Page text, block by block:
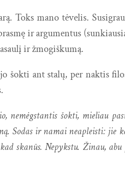
Toks mano tėvelis.
ir argumentus
ir žmogiškumą.
šokti ant stalų, per naktis
nemėgstantis šokti, mieliau
Sodas ir namai neapleisti: jie
skanūs. Nepykstu. Žinau,